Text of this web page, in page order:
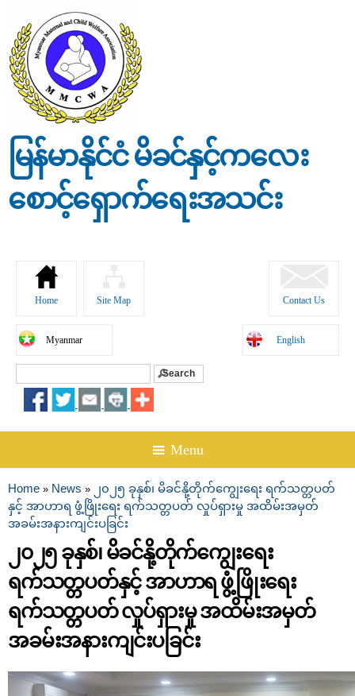
content
မြန်မာနိုင်ငံ မိခင်နှင့်ကလေး
စောင့်ရှောက်ရေးအသင်း
Home Site Map Contact Us
Myanmar English
Search form
☰ Menu
You are here
Home » News »
၂၀၂၅ ခုနှစ်၊ မိခင်နို့တိုက်ကျွေးရေး ရက်သတ္တပတ်
နှင့် အာဟာရ ဖွံ့ဖြိုးရေး ရက်သတ္တပတ် လှုပ်ရှားမှု အထိမ်းအမှတ်
အခမ်းအနားကျင်းပခြင်း
၂၀၂၅ ခုနှစ်၊ မိခင်နို့တိုက်ကျွေးရေး
ရက်သတ္တပတ်နှင့် အာဟာရ ဖွံ့ဖြိုးရေး
ရက်သတ္တပတ် လှုပ်ရှားမှု အထိမ်းအမှတ်
အခမ်းအနားကျင်းပခြင်း